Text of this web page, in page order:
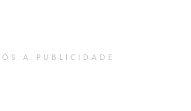
A PUBLICIDADE